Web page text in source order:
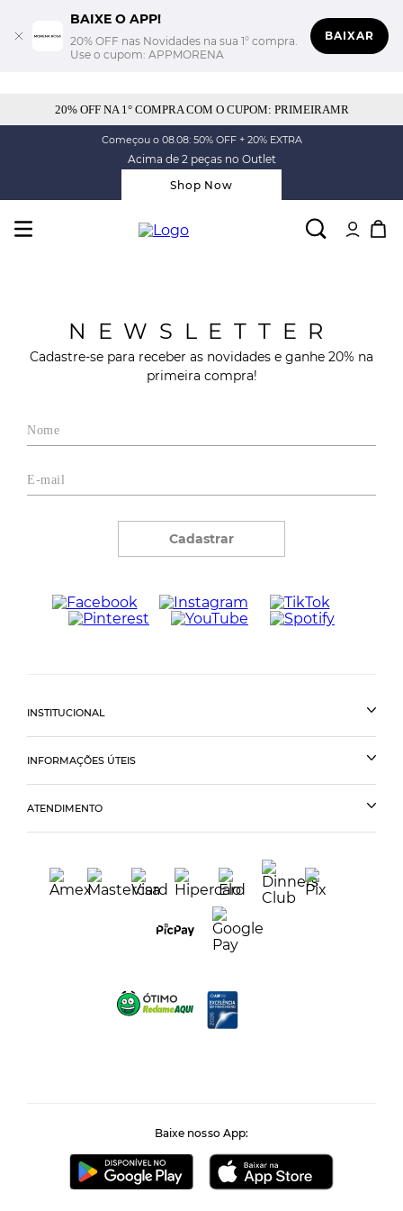
BAIXE O APP!
20% OFF nas Novidades na sua 1° compra.
Use o cupom: APPMORENA
BAIXAR
20% OFF NA 1° COMPRA COM O CUPOM: PRIMEIRAMR
Começou o 08.08: 50% OFF + 20% EXTRA
Acima de 2 peças no Outlet
Shop Now
NEWSLETTER
Cadastre-se para receber as novidades e ganhe 20% na
primeira compra!
Cadastrar
INSTITUCIONAL
INFORMAÇÕES ÚTEIS
ATENDIMENTO
Baixe nosso App: